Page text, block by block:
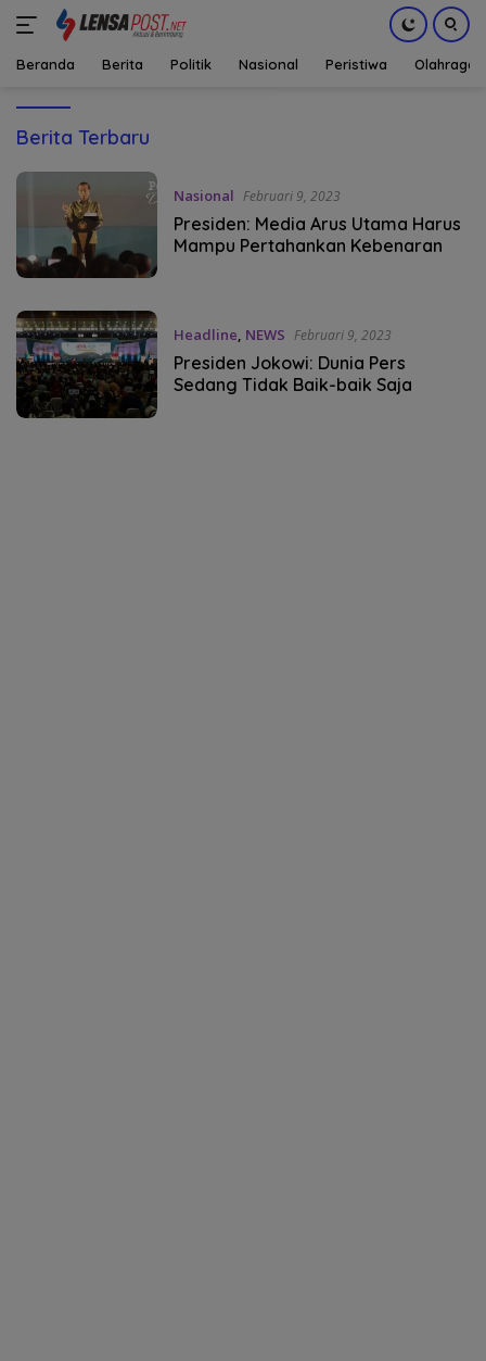
konten
Beranda Berita Politik Nasional Peristiwa Olahraga
Lensapost.net-
Terbaru,
Terkini,
Indonesia
Berita Terbaru
Nasional Februari 9, 2023
Presiden: Media Arus Utama Harus
Mampu Pertahankan Kebenaran
Headline, NEWS Februari 9, 2023
Presiden Jokowi: Dunia Pers
Sedang Tidak Baik-baik Saja